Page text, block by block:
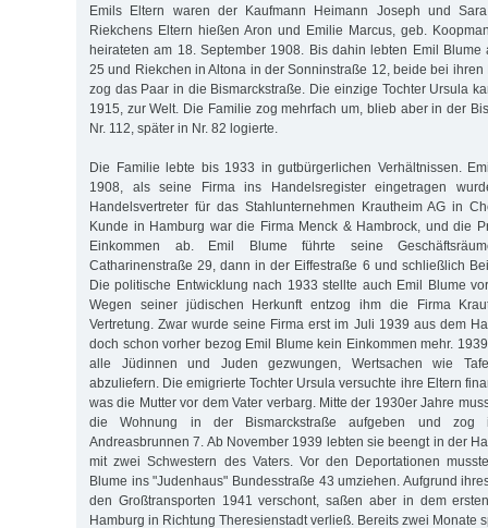
Emils Eltern waren der Kaufmann Heimann Joseph und
Riekchens Eltern hießen Aron und Emilie Marcus, geb.
heirateten am 18. September 1908. Bis dahin lebten Emil Blume
25 und Riekchen in Altona in der Sonninstraße 12, beide bei ihren
zog das Paar in die Bismarckstraße. Die einzige Tochter Ursula
1915, zur Welt. Die Familie zog mehrfach um, blieb aber in der
Nr. 112, später in Nr. 82 logierte.
Die Familie lebte bis 1933 in gutbürgerlichen Verhältnissen.
1908, als seine Firma ins Handelsregister eingetragen
Handelsvertreter für das Stahlunternehmen Krautheim AG in
Kunde in Hamburg war die Firma Menck & Hambrock, und die
Einkommen ab. Emil Blume führte seine
Catharinenstraße 29, dann in der Eiffestraße 6 und schließlich
Die politische Entwicklung nach 1933 stellte auch Emil Blume
Wegen seiner jüdischen Herkunft entzog ihm die Firma
Vertretung. Zwar wurde seine Firma erst im Juli 1939 aus dem
doch schon vorher bezog Emil Blume kein Einkommen mehr.
alle Jüdinnen und Juden gezwungen, Wertsachen wie
abzuliefern. Die emigrierte Tochter Ursula versuchte ihre Eltern
was die Mutter vor dem Vater verbarg. Mitte der 1930er Jahre
die Wohnung in der Bismarckstraße aufgeben und
Andreasbrunnen 7. Ab November 1939 lebten sie beengt in der
mit zwei Schwestern des Vaters. Vor den Deportationen
Blume ins "Judenhaus" Bundesstraße 43 umziehen. Aufgrund
den Großtransporten 1941 verschont, saßen aber in dem
Hamburg in Richtung Theresienstadt verließ. Bereits zwei Monate